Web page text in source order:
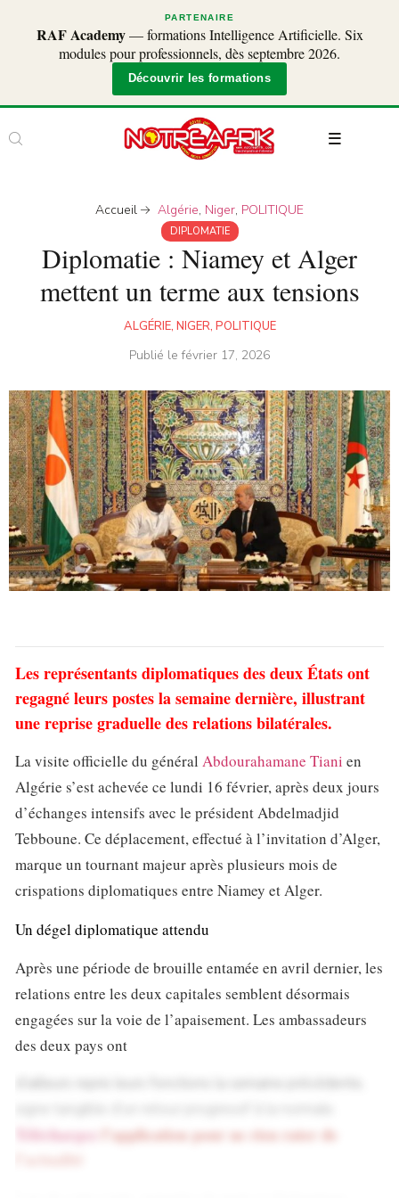
PARTENAIRE
RAF Academy— formations Intelligence Artificielle. Six
modules pour professionnels, dès septembre 2026.
Découvrir les formations
Accueil Algérie, Niger, POLITIQUE
DIPLOMATIE
Diplomatie : Niamey et Alger
mettent un terme aux tensions
ALGÉRIE, NIGER, POLITIQUE
Publié lefévrier 17, 2026
Les représentants diplomatiques des deux États ont
regagné leurs postes la semaine dernière, illustrant
une reprise graduelle des relations bilatérales.
La visite officielle du général Abdourahamane Tiani en
Algérie s’est achevée ce lundi 16 février, après deux jours
d’échanges intensifs avec le président Abdelmadjid
Tebboune. Ce déplacement, effectué à l’invitation d’Alger,
marque un tournant majeur après plusieurs mois de
crispations diplomatiques entre Niamey et Alger.
Un dégel diplomatique attendu
Après une période de brouille entamée en avril dernier, les
relations entre les deux capitales semblent désormais
engagées sur la voie de l’apaisement. Les ambassadeurs
des deux pays ont
Téléchargez
l’application pour ne rien rater de